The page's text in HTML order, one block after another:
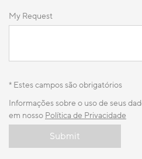
My Request
* Estes campos são obrigatórios
Informações sobre o uso de seus
em nosso Política de Privacidade
Submit